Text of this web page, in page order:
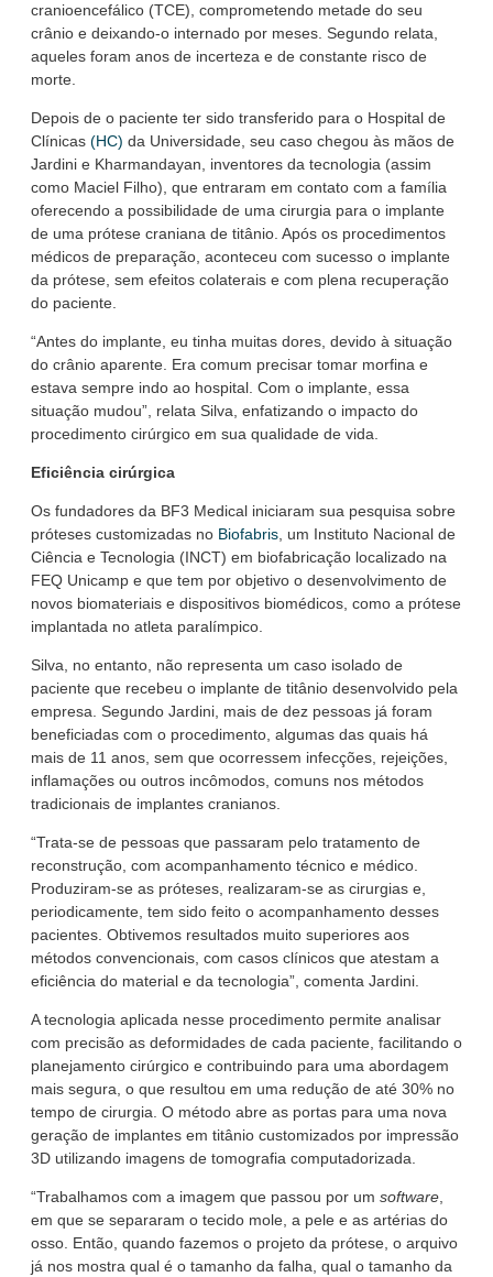
cranioencefálico (TCE), comprometendo metade do seu
crânio e deixando-o internado por meses. Segundo relata,
aqueles foram anos de incerteza e de constante risco de
morte.
Depois de o paciente ter sido transferido para o Hospital de
Clínicas (HC) da Universidade, seu caso chegou às mãos de
Jardini e Kharmandayan, inventores da tecnologia (assim
como Maciel Filho), que entraram em contato com a família
oferecendo a possibilidade de uma cirurgia para o implante
de uma prótese craniana de titânio. Após os procedimentos
médicos de preparação, aconteceu com sucesso o implante
da prótese, sem efeitos colaterais e com plena recuperação
do paciente.
“Antes do implante, eu tinha muitas dores, devido à situação
do crânio aparente. Era comum precisar tomar morfina e
estava sempre indo ao hospital. Com o implante, essa
situação mudou”, relata Silva, enfatizando o impacto do
procedimento cirúrgico em sua qualidade de vida.
Eficiência cirúrgica
Os fundadores da BF3 Medical iniciaram sua pesquisa sobre
próteses customizadas no Biofabris , um Instituto Nacional de
Ciência e Tecnologia (INCT) em biofabricação localizado na
FEQ Unicamp e que tem por objetivo o desenvolvimento de
novos biomateriais e dispositivos biomédicos, como a prótese
implantada no atleta paralímpico.
Silva, no entanto, não representa um caso isolado de
paciente que recebeu o implante de titânio desenvolvido pela
empresa. Segundo Jardini, mais de dez pessoas já foram
beneficiadas com o procedimento, algumas das quais há
mais de 11 anos, sem que ocorressem infecções, rejeições,
inflamações ou outros incômodos, comuns nos métodos
tradicionais de implantes cranianos.
“Trata-se de pessoas que passaram pelo tratamento de
reconstrução, com acompanhamento técnico e médico.
Produziram-se as próteses, realizaram-se as cirurgias e,
periodicamente, tem sido feito o acompanhamento desses
pacientes. Obtivemos resultados muito superiores aos
métodos convencionais, com casos clínicos que atestam a
eficiência do material e da tecnologia”, comenta Jardini.
A tecnologia aplicada nesse procedimento permite analisar
com precisão as deformidades de cada paciente, facilitando o
planejamento cirúrgico e contribuindo para uma abordagem
mais segura, o que resultou em uma redução de até 30% no
tempo de cirurgia. O método abre as portas para uma nova
geração de implantes em titânio customizados por impressão
3D utilizando imagens de tomografia computadorizada.
“Trabalhamos com a imagem que passou por um software
em que se separaram o tecido mole, a pele e as artérias do
osso. Então, quando fazemos o projeto da prótese, o arquivo
já nos mostra qual é o tamanho da falha, qual o tamanho da